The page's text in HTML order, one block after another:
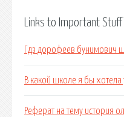
Links to Important Stuff
Гдз дорофеев бунимович
В какой школе я бы хотела
Реферат на тему история